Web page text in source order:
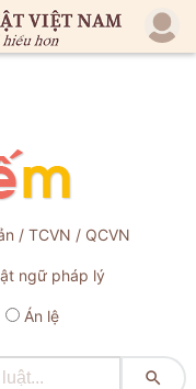
/ TCVN / QCVN
ngữ pháp lý
Án lệ
